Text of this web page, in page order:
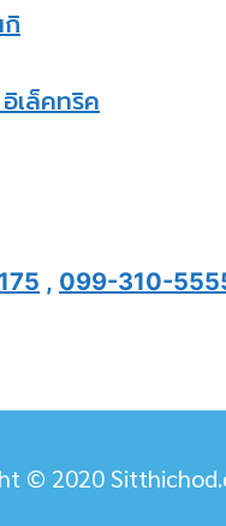
กิ
เล็คทริค
, 099-310-
© 2020